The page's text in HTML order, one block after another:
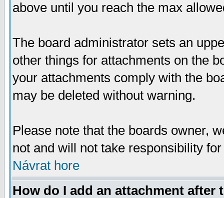
above until you reach the max
The board administrator sets an
other things for attachments on the
your attachments comply with the
may be deleted without warning.
Please note that the boards owner,
not and will not take responsibility
Návrat hore
How do I add an attachment after